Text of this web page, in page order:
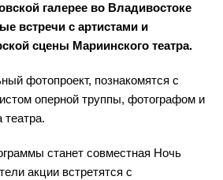
галерее во Владивостоке
встречи с артистами и
сцены Мариинского театра.
фотопроект, познакомятся с
оперной труппы, фотографом и
театра.
станет совместная Ночь
акции встретятся с